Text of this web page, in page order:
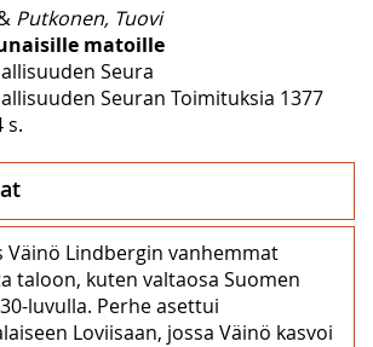
Putkonen, Tuovi
matoille
Seura
Seuran Toimituksia 1377
s.
Väinö Lindbergin vanhemmat
taloon, kuten valtaosa Suomen
luvulla. Perhe asettui
Loviisaan, jossa Väinö kasvoi